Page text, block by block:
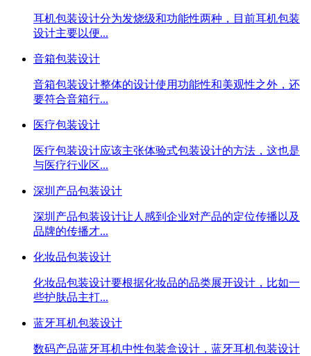
耳机包装设计分为发烧级和功能性两种，目前耳机包装
设计主要以便...
音箱包装设计
音箱包装设计整体的设计使用功能性和美观性之外，还
要符合音箱行...
医疗包装设计
医疗包装设计应该主张体验式包装设计的方法，这也是
与医疗行业区...
深圳产品包装设计
深圳产品包装设计让人感到企业对产品的定位传播以及
品牌的传播才...
化妆品包装设计
化妆品包装设计要根据化妆品的品类展开设计，比如一
些护肤品主打...
蓝牙耳机包装设计
数码产品蓝牙耳机中性包装盒设计，蓝牙耳机包装设计